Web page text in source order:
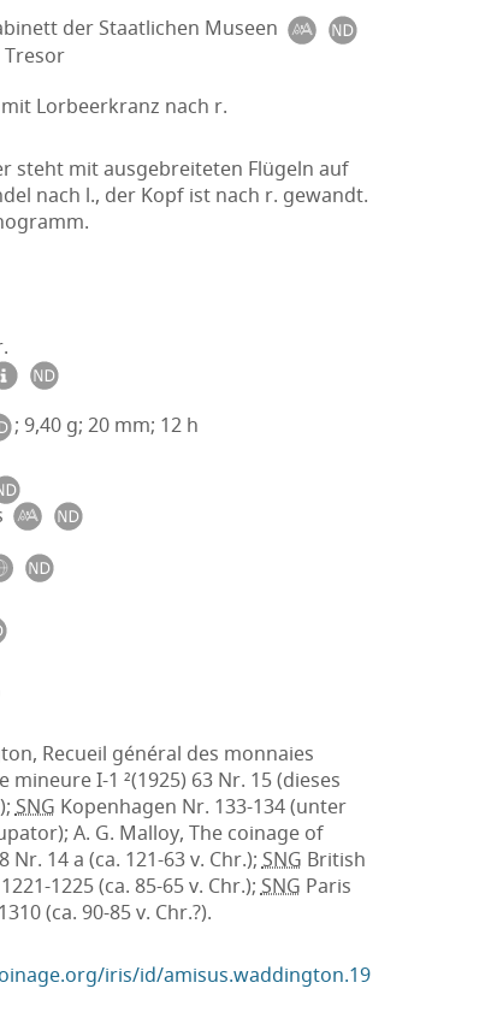
der Staatlichen Museen
Lorbeerkranz nach r.
steht mit ausgebreiteten Flügeln auf
nach l., der Kopf ist nach r. gewandt.
; 9,40 g; 20 mm; 12 h
Recueil général des monnaies
mineure I-1 ²(1925) 63 Nr. 15 (dieses
SNG Kopenhagen Nr. 133-134 (unter
A. G. Malloy, The coinage of
Nr. 14 a (ca. 121-63 v. Chr.); SNG British
1225 (ca. 85-65 v. Chr.); SNG Paris
(ca. 90-85 v. Chr.?).
iris/id/amisus.waddington.19